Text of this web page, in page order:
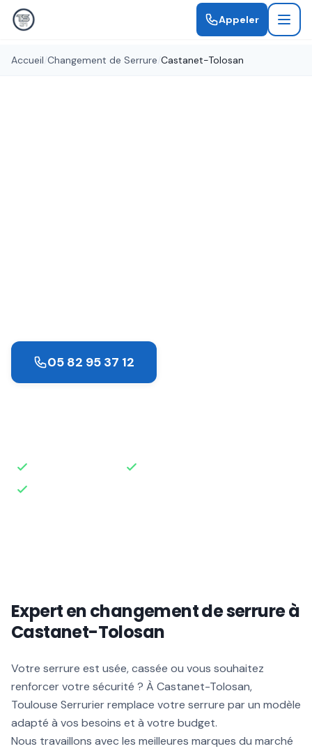
Appeler
Accueil Changement de Serrure Castanet-Tolosan
05 82 95 37 12
Expert en changement de serrure à
Castanet-Tolosan
Votre serrure est usée, cassée ou vous souhaitez
renforcer votre sécurité ? À Castanet-Tolosan,
Toulouse Serrurier remplace votre serrure par un modèle
adapté à vos besoins et à votre budget.
Nous travaillons avec les meilleures marques du marché